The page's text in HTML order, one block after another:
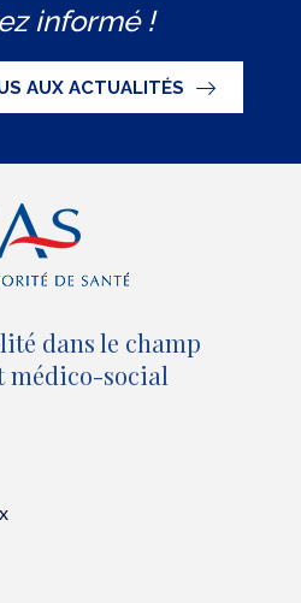
u
t
u
b
e
(
n
o
u
n
k
e
d
(
n
o
informé !
AUX ACTUALITÉS
dans le champ
médico-social